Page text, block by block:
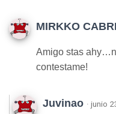
MIRKKO
Amigo stas
contestame!
Juvinao · junio